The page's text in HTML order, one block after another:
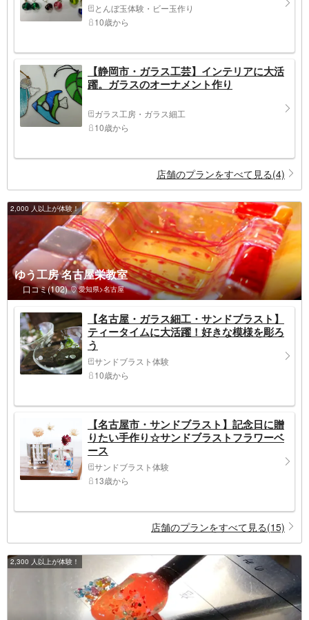
とんぼ玉体験・ビー玉作り
10歳から
【静岡市・ガラス工芸】インテリアに大活
躍。ガラスのオーナメント作り
ガラス工房・ガラス細工
10歳から
店舗のプランをすべて見る(4)
2,000 人以上が体験！
ゆう工房 名古屋栄教室
口コミ(102) 愛知県>名古屋
【名古屋・ガラス細工・サンドブラスト】
ティータイムに大活躍！好きな模様を彫ろ
う
サンドブラスト体験
10歳から
【名古屋市・サンドブラスト】記念日に贈
りたい手作り☆サンドブラストフラワーベ
ース
サンドブラスト体験
13歳から
店舗のプランをすべて見る(15)
2,300 人以上が体験！